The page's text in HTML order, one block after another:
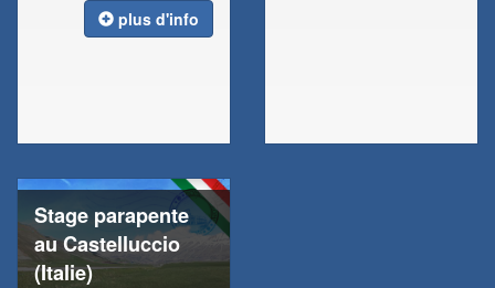
plus d'info
Stage parapente
au Castelluccio
(Italie)